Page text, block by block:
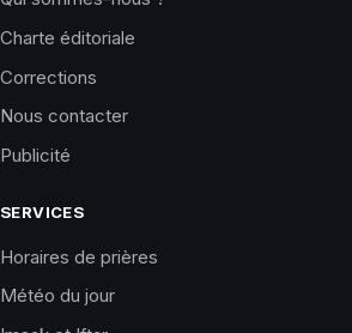
Charte éditoriale
Corrections
Nous contacter
Publicité
SERVICES
Horaires de prières
Météo du jour